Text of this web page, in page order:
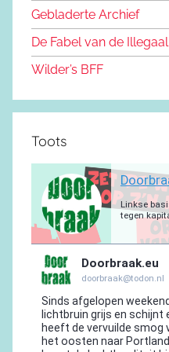
n
o
o
k
Gebladerte Archief
De Fabel van de Illegaal
Wilder’s BFF
Toots